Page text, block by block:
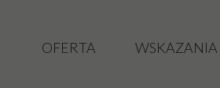
OFERTA WSKAZANIA